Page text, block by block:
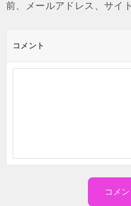
前、メールアドレス、サイ
コメント